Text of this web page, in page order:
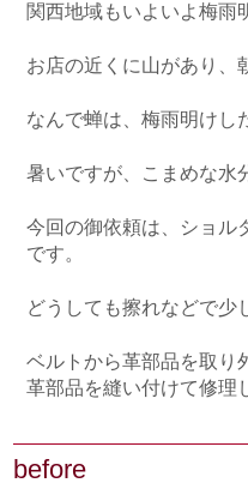
関西地域もいよいよ梅雨
お店の近くに山があり、
なんで蝉は、梅雨明けし
暑いですが、こまめな水
今回の御依頼は、ショル
です。
どうしても擦れなどで少
ベルトから革部品を取り
革部品を縫い付けて修理
before